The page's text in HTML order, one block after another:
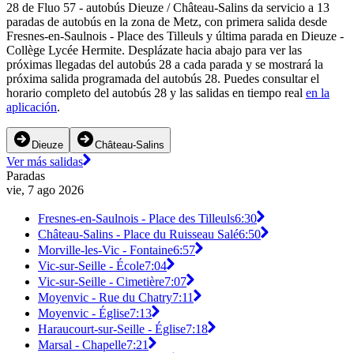
28 de Fluo 57 - autobús Dieuze / Château-Salins da servicio a 13
paradas de autobús en la zona de Metz, con primera salida desde
Fresnes-en-Saulnois - Place des Tilleuls y última parada en Dieuze -
Collège Lycée Hermite. Desplázate hacia abajo para ver las
próximas llegadas del autobús 28 a cada parada y se mostrará la
próxima salida programada del autobús 28. Puedes consultar el
horario completo del autobús 28 y las salidas en tiempo real en la
aplicación.
Dieuze Château-Salins
Ver más salidas
Paradas
vie, 7 ago 2026
Fresnes-en-Saulnois - Place des Tilleuls6:30
Château-Salins - Place du Ruisseau Salé6:50
Morville-les-Vic - Fontaine6:57
Vic-sur-Seille - École7:04
Vic-sur-Seille - Cimetière7:07
Moyenvic - Rue du Chatry7:11
Moyenvic - Église7:13
Haraucourt-sur-Seille - Église7:18
Marsal - Chapelle7:21